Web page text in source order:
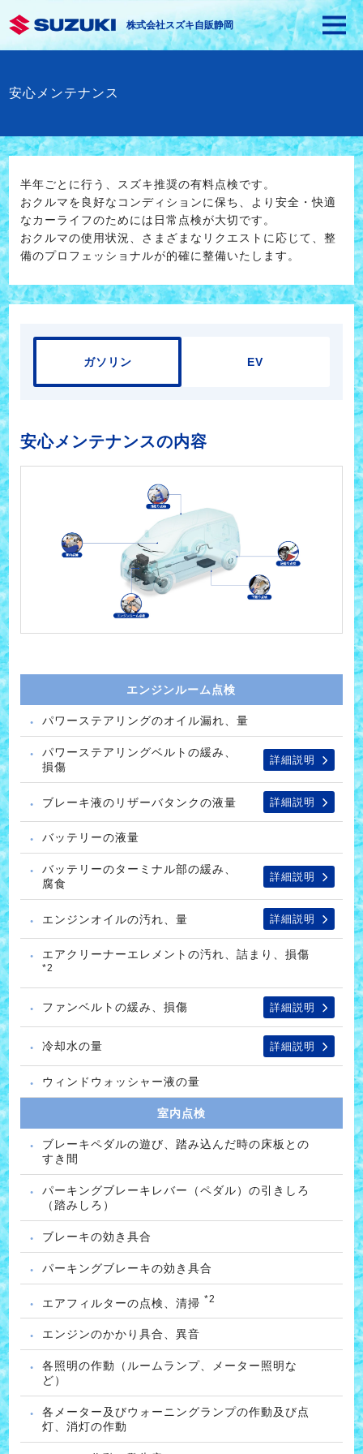
株式会社スズキ自販静岡
安心メンテナンス
半年ごとに行う、スズキ推奨の有料点検です。
おクルマを良好なコンディションに保ち、より安全・快適
なカーライフのためには日常点検が大切です。
おクルマの使用状況、さまざまなリクエストに応じて、整
備のプロフェッショナルが的確に整備いたします。
ガソリン EV
安心メンテナンスの内容
エンジンルーム点検
パワーステアリングのオイル漏れ、量
パワーステアリングベルトの緩み、
損傷
詳細説明
ブレーキ液のリザーバタンクの液量 詳細説明
バッテリーの液量
バッテリーのターミナル部の緩み、
腐食
詳細説明
エンジンオイルの汚れ、量 詳細説明
エアクリーナーエレメントの汚れ、詰まり、損傷
*2
ファンベルトの緩み、損傷 詳細説明
冷却水の量 詳細説明
ウィンドウォッシャー液の量
室内点検
ブレーキペダルの遊び、踏み込んだ時の床板との
すき間
パーキングブレーキレバー（ペダル）の引きしろ
（踏みしろ）
ブレーキの効き具合
パーキングブレーキの効き具合
エアフィルターの点検、清掃 *2
エンジンのかかり具合、異音
各照明の作動（ルームランプ、メーター照明な
ど）
各メーター及びウォーニングランプの作動及び点
灯、消灯の作動